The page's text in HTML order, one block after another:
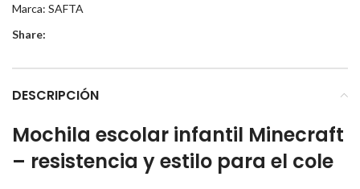
Marca: SAFTA
Share:
DESCRIPCIÓN
Mochila escolar infantil Minecraft
– resistencia y estilo para el cole